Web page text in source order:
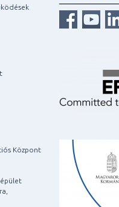
Központ
épület